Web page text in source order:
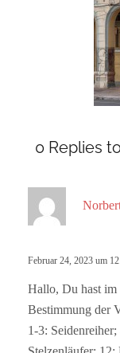
0 Replies
Februar 24, 2023 um
Hallo, Du hast
Bestimmung der
1-3: